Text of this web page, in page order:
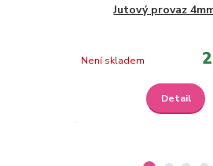
Jutový provaz
Není skladem
Detail